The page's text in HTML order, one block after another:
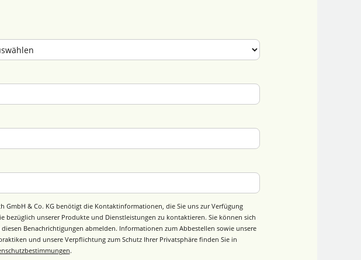
GmbH & Co. KG benötigt die Kontaktinformationen, die Sie uns zur Verfügung
bezüglich unserer Produkte und Dienstleistungen zu kontaktieren. Sie können sich
Benachrichtigungen abmelden. Informationen zum Abbestellen sowie unsere
und unsere Verpflichtung zum Schutz Ihrer Privatsphäre finden Sie in
.